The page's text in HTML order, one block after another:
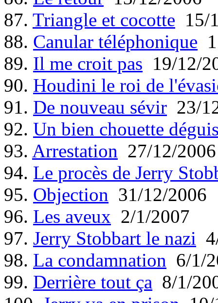
87. Triangle et cocotte 15/
88. Canular téléphonique
89. Il me croit pas 19/12/
90. Houdini le roi de
91. De nouveau sévir 23/
92. Un bien chouette
93. Arrestation 27/12/2006
94. Le procès de Jerry
95. Objection 31/12/2006
96. Les aveux 2/1/2007
97. Jerry Stobbart le nazi
98. La condamnation 6/1/
99. Derrière tout ça 8/1/